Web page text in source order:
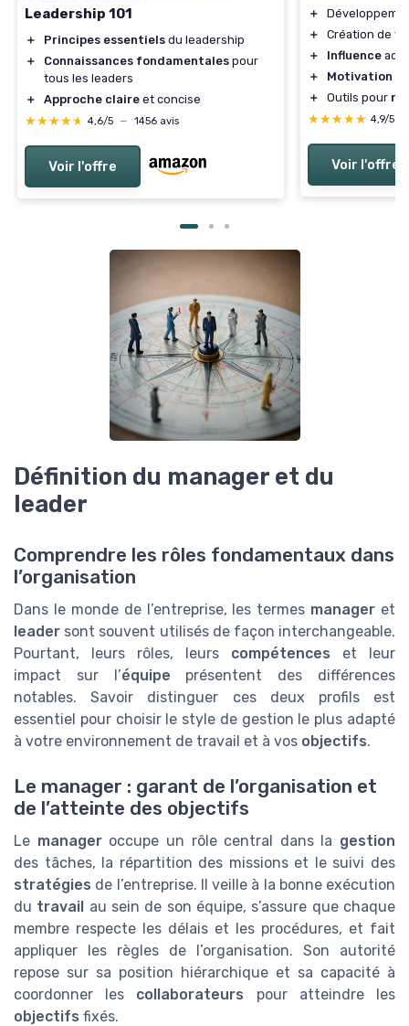
Leadership 101
＋ Principes essentiels du leadership
＋
Connaissances fondamentales pour
tous les leaders
＋
Approche claire et concise
★★★★★
★★★★★ 4,6/5 — 1456 avis
Voir l'offre
＋
＋
Création de
＋
Influence
＋
Motivation
＋
Outils pour
★★★★★
★★★★★ 4,9/5
Voir l'offre
Définition du manager et du
leader
Comprendre les rôles fondamentaux dans
l’organisation
Dans le monde de l’entreprise, les termes manager et
leader sont souvent utilisés de façon interchangeable.
Pourtant, leurs rôles, leurs compétences et leur
impact sur l’équipe présentent des différences
notables. Savoir distinguer ces deux profils est
essentiel pour choisir le style de gestion le plus adapté
à votre environnement de travail et à vos objectifs.
Le manager : garant de l’organisation et
de l’atteinte des objectifs
Le manageroccupe un rôle central dans la gestion
des tâches, la répartition des missions et le suivi des
stratégies de l’entreprise. Il veille à la bonne exécution
du travail au sein de son équipe, s’assure que chaque
membre respecte les délais et les procédures, et fait
appliquer les règles de l’organisation. Son autorité
repose sur sa position hiérarchique et sa capacité à
coordonner les collaborateurs pour atteindre les
objectifs fixés.